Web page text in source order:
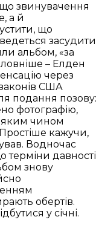
звинувачення
а й
що
засудити
альбом, «за
– Елден
через
США
подання позову:
фотографію,
яким чином
кажучи,
Водночас
терміни давності
знову
обертів.
у січні.